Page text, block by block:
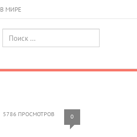
В МИРЕ
5786 ПРОСМОТРОВ 0